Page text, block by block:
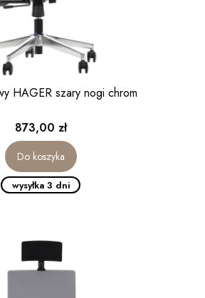
HAGER szary nogi chrom
Cena
873,00 zł
Do koszyka
wysyłka 3 dni